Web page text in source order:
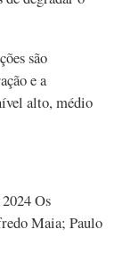
são
e a
alto, médio
Os
Maia; Paulo